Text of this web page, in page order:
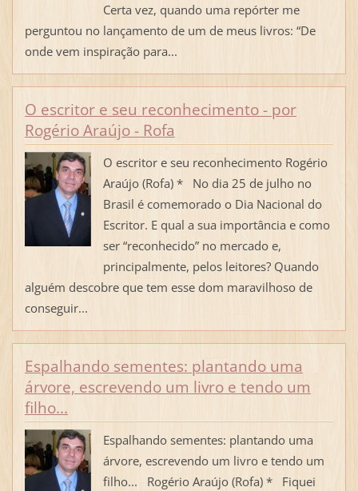
Certa vez, quando uma repórter me
perguntou no lançamento de um de meus livros: “De
onde vem inspiração para...
O escritor e seu reconhecimento - por
Rogério Araújo - Rofa
O escritor e seu reconhecimento Rogério
Araújo (Rofa) * No dia 25 de julho no
Brasil é comemorado o Dia Nacional do
Escritor. E qual a sua importância e como
ser “reconhecido” no mercado e,
principalmente, pelos leitores? Quando
alguém descobre que tem esse dom maravilhoso de
conseguir...
Espalhando sementes: plantando uma
árvore, escrevendo um livro e tendo um
filho...
Espalhando sementes: plantando uma
árvore, escrevendo um livro e tendo um
filho... Rogério Araújo (Rofa) * Fiquei